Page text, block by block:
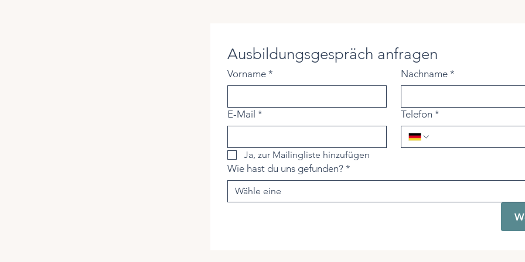
Ausbildungsgespräch anfragen
Vorname * Nachname *
E-Mail * Telefon *
Ja, zur Mailingliste hinzufügen
Wie hast du uns gefunden? *
Wähle eine